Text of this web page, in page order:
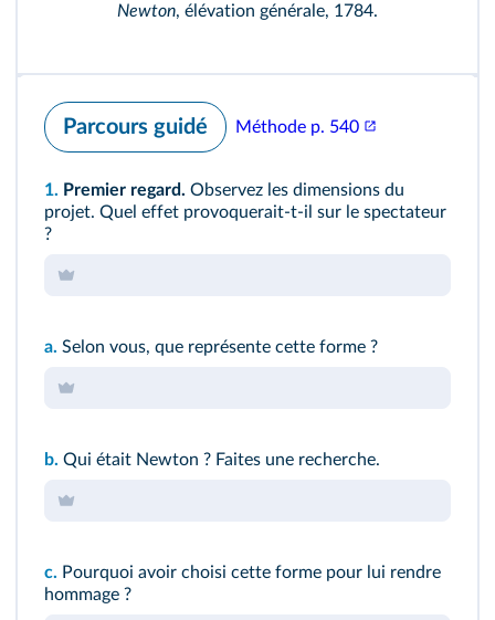
Newton, élévation générale, 1784.
Parcours guidé Méthode p. 540
1. Premier regard. Observez les dimensions du
projet. Quel effet provoquerait-t-il sur le spectateur
?
a. Selon vous, que représente cette forme ?
b. Qui était Newton ? Faites une recherche.
c. Pourquoi avoir choisi cette forme pour lui rendre
hommage ?